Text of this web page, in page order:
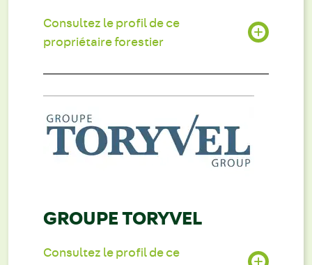
Consultez le profil de ce
propriétaire forestier
GROUPE TORYVEL
Consultez le profil de ce